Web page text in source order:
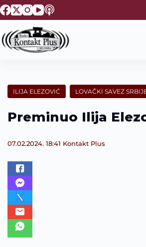
S
k
p
t
e
t
ILIJA ELEZOVIĆ LOVAČKI SAVEZ
Preminuo Ilija
07.02.2024. 18:41 Kontakt Plus